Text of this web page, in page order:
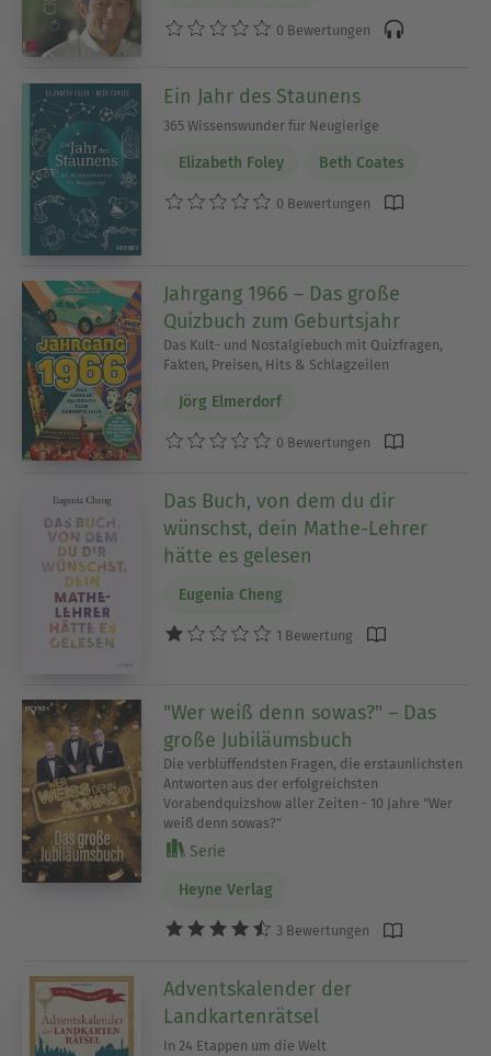
0 Bewertungen
Ein Jahr des Staunens
365 Wissenswunder für Neugierige
Elizabeth Foley Beth Coates
0 Bewertungen
Jahrgang 1966 – Das große
Quizbuch zum Geburtsjahr
Das Kult- und Nostalgiebuch mit Quizfragen,
Fakten, Preisen, Hits & Schlagzeilen
Jörg Elmerdorf
0 Bewertungen
Das Buch, von dem du dir
wünschst, dein Mathe-Lehrer
hätte es gelesen
Eugenia Cheng
1 Bewertung
"Wer weiß denn sowas?" – Das
große Jubiläumsbuch
Die verblüffendsten Fragen, die erstaunlichsten
Antworten aus der erfolgreichsten
Vorabendquizshow aller Zeiten - 10 Jahre "Wer
weiß denn sowas?"
Serie
Heyne Verlag
3 Bewertungen
Adventskalender der
Landkartenrätsel
In 24 Etappen um die Welt